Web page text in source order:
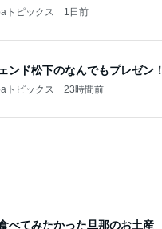
トピックス 1日前
ンド松下のなんでもプレゼン！
トピックス 23時間前
べてみたかった旦那のお土産